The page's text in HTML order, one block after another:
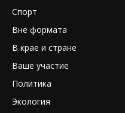
Спорт
Вне формата
В крае и стране
Ваше участие
Политика
Экология